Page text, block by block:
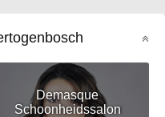
Demasque
Schoonheidssalon